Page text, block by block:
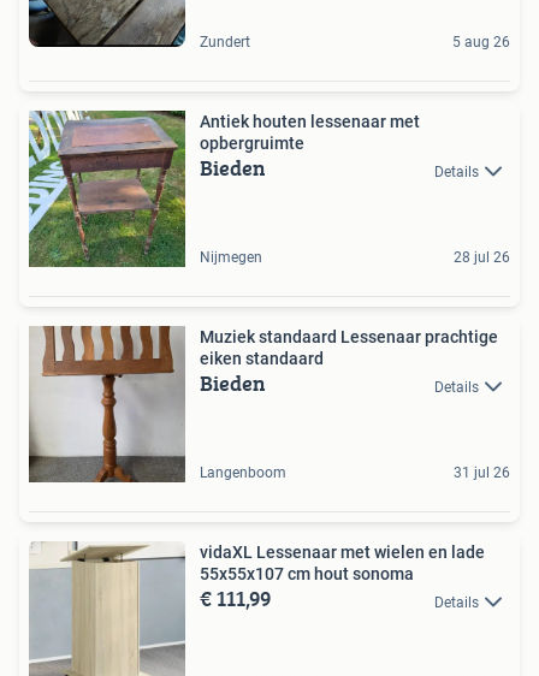
Zundert 5 aug 26
Antiek houten lessenaar met
opbergruimte
Bieden Details
Nijmegen 28 jul 26
Muziek standaard Lessenaar prachtige
eiken standaard
Bieden Details
Langenboom 31 jul 26
vidaXL Lessenaar met wielen en lade
55x55x107 cm hout sonoma
€ 111,99 Details